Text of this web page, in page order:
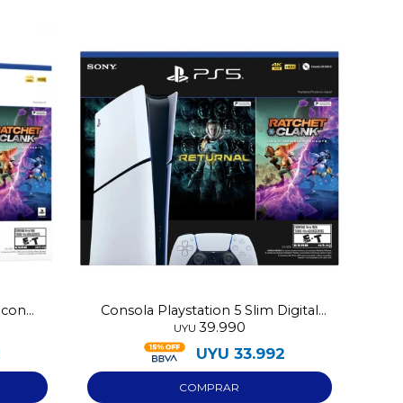
Consola Playstation 5 Slim Digital
con 2 juegos
UYU 39.990
UYU 33.992